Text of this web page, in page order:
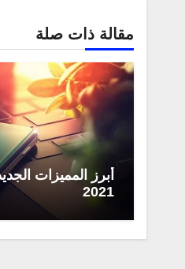
مقالة ذات صلة
أبرز المميزات
2021